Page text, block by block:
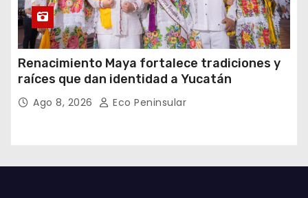
Renacimiento Maya fortalece tradiciones y
raíces que dan identidad a Yucatán
Ago 8, 2026 Eco Peninsular